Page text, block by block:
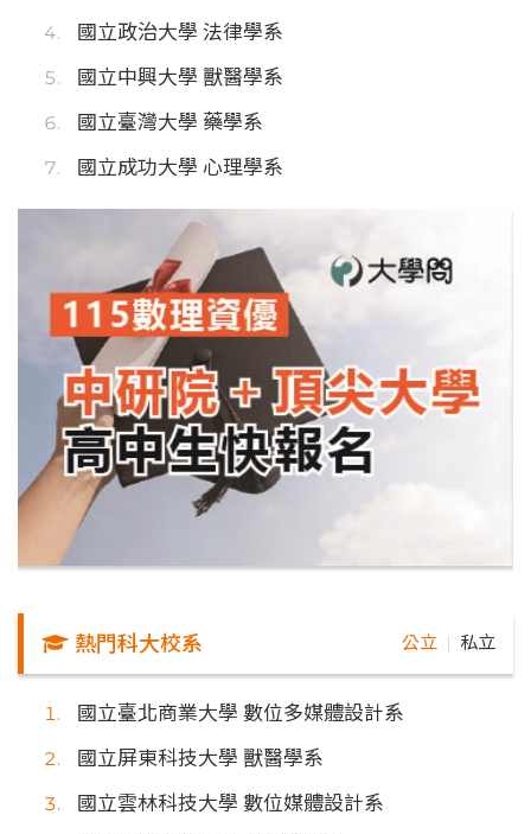
國立政治大學 法律學系
國立中興大學 獸醫學系
國立臺灣大學 藥學系
國立成功大學 心理學系
熱門科大校系 公立 私立
國立臺北商業大學 數位多媒體設計系
國立屏東科技大學 獸醫學系
國立雲林科技大學 數位媒體設計系